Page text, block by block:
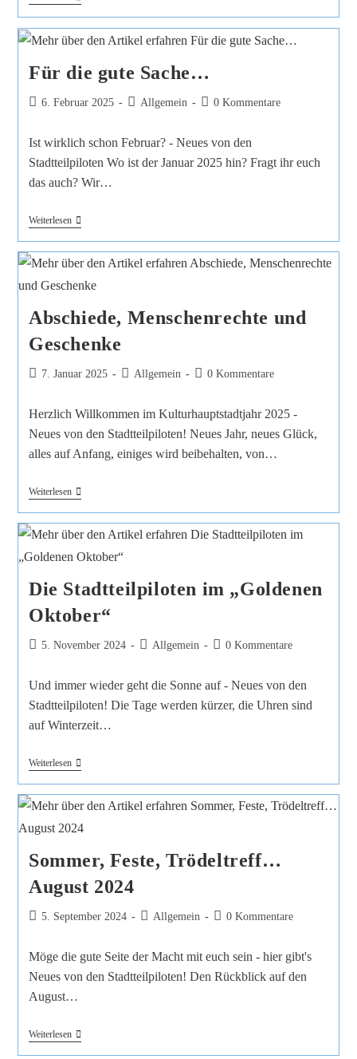
Für die gute Sache…
6. Februar 2025 Allgemein 0 Kommentare
Ist wirklich schon Februar? - Neues von den
Stadtteilpiloten Wo ist der Januar 2025 hin? Fragt ihr euch
das auch? Wir…
Weiterlesen
Abschiede, Menschenrechte und
Geschenke
7. Januar 2025 Allgemein 0 Kommentare
Herzlich Willkommen im Kulturhauptstadtjahr 2025 -
Neues von den Stadtteilpiloten! Neues Jahr, neues Glück,
alles auf Anfang, einiges wird beibehalten, von…
Weiterlesen
Die Stadtteilpiloten im „Goldenen
Oktober“
5. November 2024 Allgemein 0 Kommentare
Und immer wieder geht die Sonne auf - Neues von den
Stadtteilpiloten! Die Tage werden kürzer, die Uhren sind
auf Winterzeit…
Weiterlesen
Sommer, Feste, Trödeltreff…
August 2024
5. September 2024 Allgemein 0 Kommentare
Möge die gute Seite der Macht mit euch sein - hier gibt's
Neues von den Stadtteilpiloten! Den Rückblick auf den
August…
Weiterlesen